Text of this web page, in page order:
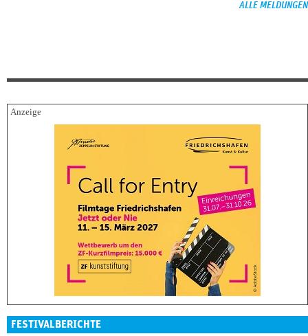
ALLE MELDUNGEN
FESTIVALBERICHTE
Filmfest München – Neues deutsches Kino